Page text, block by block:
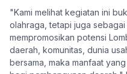
"Kami melihat kegiatan ini
olahraga, tetapi juga
mempromosikan potensi
daerah, komunitas, dunia
bersama, maka manfaat